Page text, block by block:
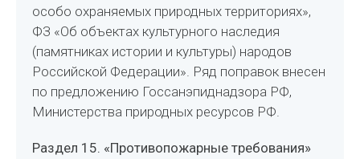
особо охраняемых природных территориях»,
ФЗ «Об объектах культурного наследия
(памятниках истории и культуры) народов
Российской Федерации». Ряд поправок внесен
по предложению Госсанэпиднадзора РФ,
Министерства природных ресурсов РФ.
Раздел 15. «Противопожарные требования»